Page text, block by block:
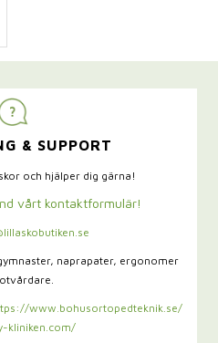
& SUPPORT
och hjälper dig gärna!
vårt kontaktformulär!
naprapater, ergonomer
www.bohusortopedteknik.se/
kliniken.com/